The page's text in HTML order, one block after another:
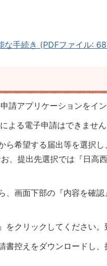
手続き (PDFファイル:
請アプリケーションをイ
よる電子申請はできません
ら希望する届出等を選択
、提出先選択では『日高
、画面下部の『内容を確
をクリックしてください。
書控えをダウンロードし、